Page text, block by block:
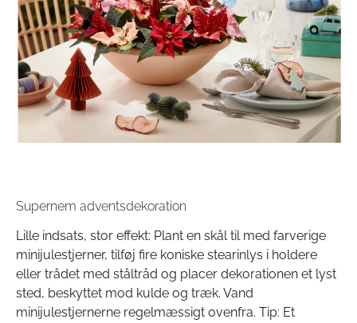
Supernem adventsdekoration
Lille indsats, stor effekt: Plant en skål til med farverige
minijulestjerner, tilføj fire koniske stearinlys i holdere
eller trådet med ståltråd og placer dekorationen et lyst
sted, beskyttet mod kulde og træk. Vand
minijulestjernerne regelmæssigt ovenfra. Tip: Et